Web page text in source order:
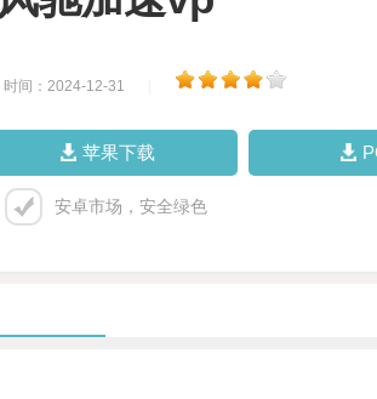
时间：2024-12-31
苹果下载
安卓市场，安全绿色